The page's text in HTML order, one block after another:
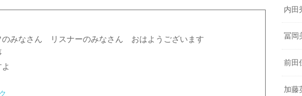
みなさん リスナーのみなさん おはようございます
内田
冨岡
前田
加藤